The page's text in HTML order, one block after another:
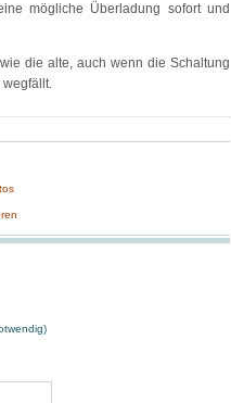
mögliche Überladung sofort und
die alte, auch wenn die Schaltung